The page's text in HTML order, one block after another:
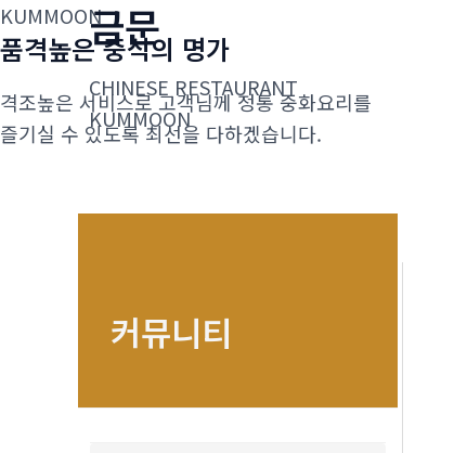
콘
텐
로
건
금문
CHINESE RESTAURANT
KUMMOON
KUMMOON
품격높은 중식의 명가
격조높은 서비스로 고객님께 정통 중화요리를
즐기실 수 있도록 최선을 다하겠습니다.
커뮤니티